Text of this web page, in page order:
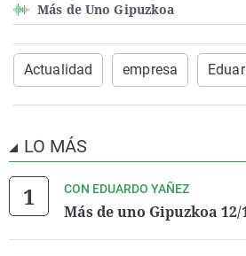
Más de Uno Gipuzkoa
Actualidad empresa
LO MÁS
CON EDUARDO YAÑEZ
Más de uno Gipuzkoa 12/